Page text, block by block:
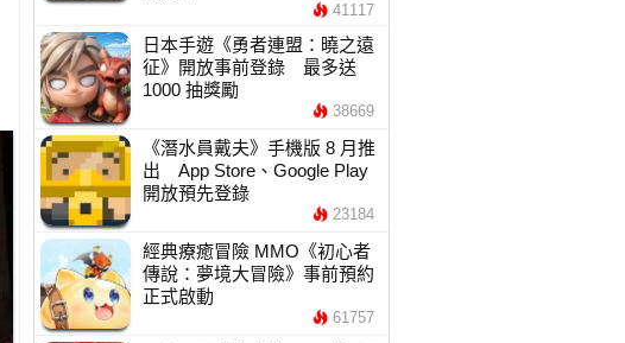
41117
日本手遊《勇者連盟：曉之遠
征》開放事前登錄 最多送
1000 抽獎勵
38669
《潛水員戴夫》手機版 8 月推
出 App Store、Google Play
開放預先登錄
23184
經典療癒冒險 MMO《初心者
傳說：夢境大冒險》事前預約
正式啟動
61757